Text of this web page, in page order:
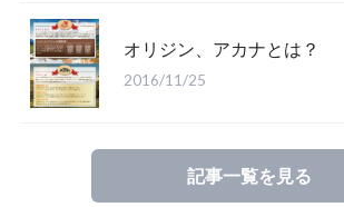
オリジン、アカナとは？
2016/11/25
記事一覧を見る